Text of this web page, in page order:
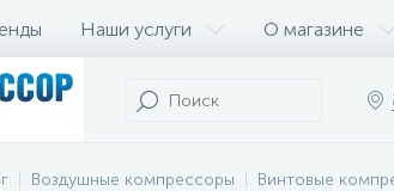
Наши услуги О магазине
Воздушные компрессоры Винтовые